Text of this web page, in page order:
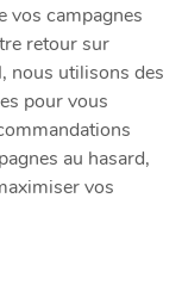
vos campagnes
retour sur
, nous utilisons des
pour vous
au hasard,
vos